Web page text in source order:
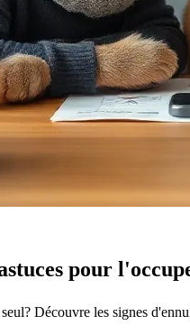
pour
Découvre les signes